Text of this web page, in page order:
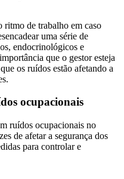
de trabalho em caso
uma série de
endocrinológicos e
que o gestor esteja
os ruídos estão afetando a
ocupacionais
ruídos ocupacionais no
de afetar a segurança dos
para controlar e